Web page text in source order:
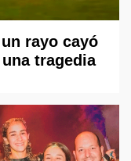
rayo cayó
tragedia